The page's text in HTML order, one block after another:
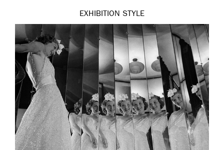
EXHIBITION STYLE